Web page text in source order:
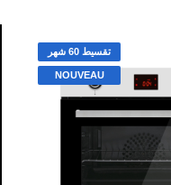
تقسيط 60 شهر
NOUVEAU